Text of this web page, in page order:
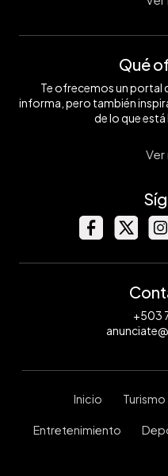
Qué
Te ofrecemos un portal
informa, pero también
de lo que está
Ver
+503
Inicio Turismo
Entretenimiento